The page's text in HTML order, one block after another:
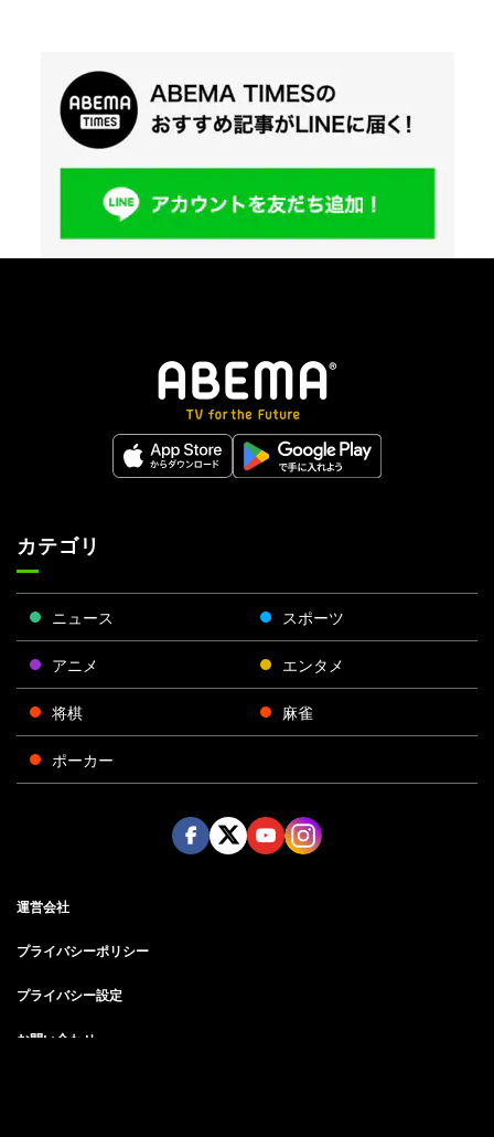
カテゴリ
ニュース スポーツ
アニメ エンタメ
将棋 麻雀
ポーカー
運営会社
プライバシーポリシー
プライバシー設定
お問い合わせ